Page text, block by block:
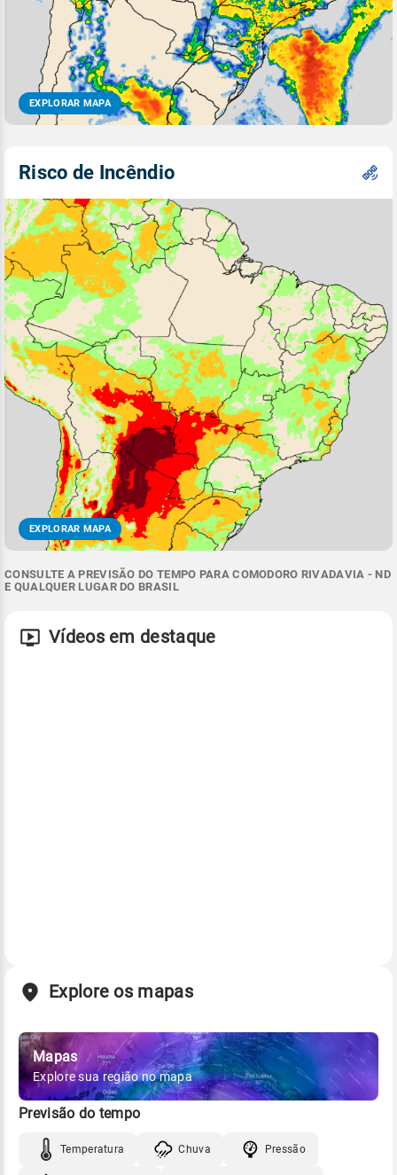
EXPLORAR MAPA
Risco de Incêndio
EXPLORAR MAPA
CONSULTE A PREVISÃO DO TEMPO PARA COMODORO RIVADAVIA - ND
E QUALQUER LUGAR DO BRASIL
Vídeos em destaque
Explore os mapas
Mapas
Explore sua região no mapa
Previsão do tempo
Temperatura Chuva Pressão